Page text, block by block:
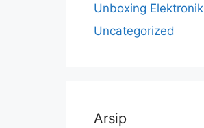
Unboxing Elektronik
Uncategorized
Arsip